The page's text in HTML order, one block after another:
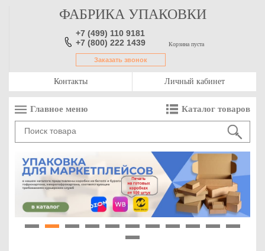
ФАБРИКА УПАКОВКИ
+7 (499) 110 9181
+7 (800) 222 1439
Заказать звонок
Корзина пуста
Контакты Личный кабинет
Главное меню Каталог товаров